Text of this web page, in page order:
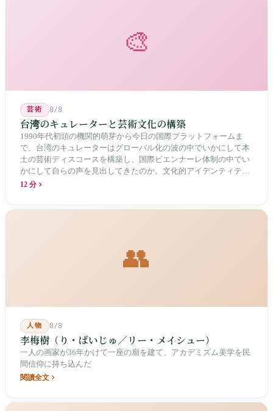
🎨
芸術 8/8
台湾のキュレーターと芸術文化の構築
1990年代初頭の機関的萌芽から今日の国際プラットフォームま
で、台湾のキュレーターはグローバル化の波の中でいかにして本
土の芸術ディスコースを構築し、国際ビエンナーレ体制の中でい
かにして自らの声を見出してきたのか。文化的アイデンティティ
と専門的制度の30年にわたる進化の歴史。
12 分
👥
人物 8/8
李梅樹（り・ばいじゅ／リー・メイシュー）
一人の画家が36年かけて一座の廟を建て、アカデミズム美学を民
間信仰に持ち込んだ
閱讀全文